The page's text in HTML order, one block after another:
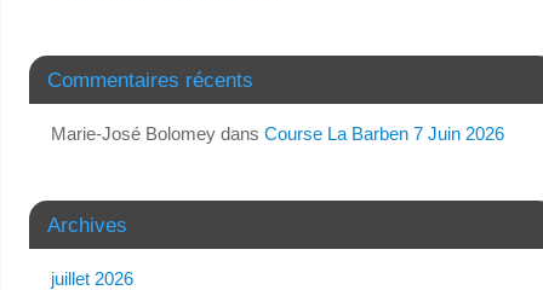
Commentaires récents
Marie-José Bolomeydans Course La Barben 7 Juin 2026
Archives
juillet 2026